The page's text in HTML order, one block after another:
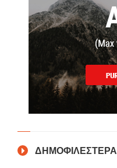
ΔΗΜΟΦΙΛΕΣΤΕΡΑ